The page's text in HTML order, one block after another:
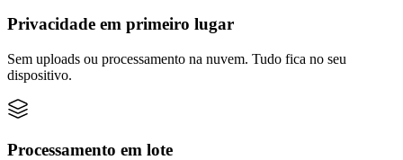
Privacidade em primeiro lugar
Sem uploads ou processamento na nuvem. Tudo fica no seu
dispositivo.
Processamento em lote